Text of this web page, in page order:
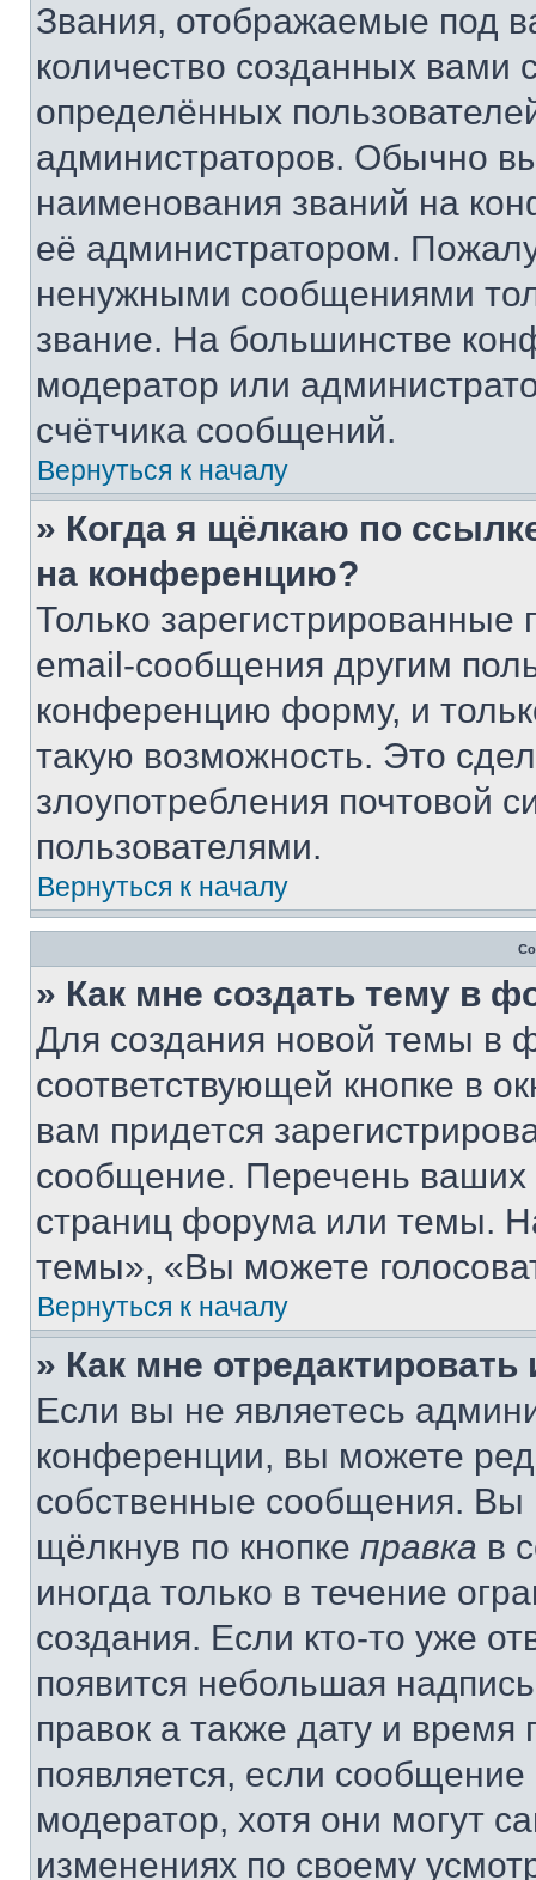
Звания, отображаемые под
количество созданных
определённых
администраторов. Обычно
наименования званий на
её администратором.
ненужными сообщениями
звание. На большинстве
модератор или
счётчика сообщений.
Вернуться к началу
» Когда я щёлкаю по
на конференцию?
Только зарегистрированные
email-сообщения другим
конференцию форму, и
такую возможность. Это
злоупотребления почтовой
пользователями.
Вернуться к началу
» Как мне создать тему в
Для создания новой темы в
соответствующей кнопке в
вам придется
сообщение. Перечень ваших
страниц форума или темы.
темы», «Вы можете
Вернуться к началу
» Как мне
Если вы не являетесь
конференции, вы можете
собственные сообщения. Вы
щёлкнув по кнопке правка в
иногда только в течение
создания. Если кто-то уже
появится небольшая
правок а также дату и
появляется, если
модератор, хотя они могут
изменениях по своему